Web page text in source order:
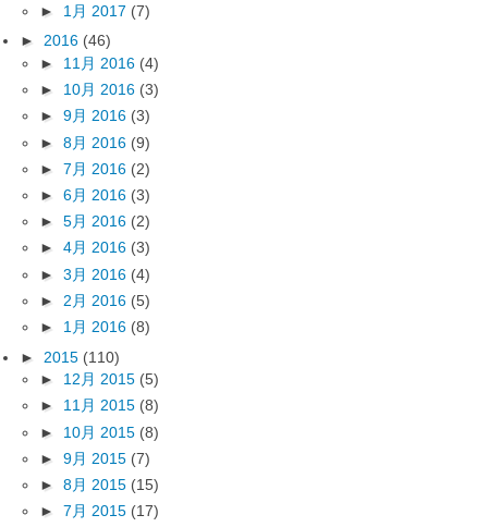
► 1月 2017 (7)
► 2016 (46)
► 11月 2016 (4)
► 10月 2016 (3)
► 9月 2016 (3)
► 8月 2016 (9)
► 7月 2016 (2)
► 6月 2016 (3)
► 5月 2016 (2)
► 4月 2016 (3)
► 3月 2016 (4)
► 2月 2016 (5)
► 1月 2016 (8)
► 2015 (110)
► 12月 2015 (5)
► 11月 2015 (8)
► 10月 2015 (8)
► 9月 2015 (7)
► 8月 2015 (15)
► 7月 2015 (17)